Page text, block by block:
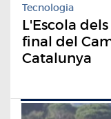
Tecnologia
L'Escola
final del
Catalunya